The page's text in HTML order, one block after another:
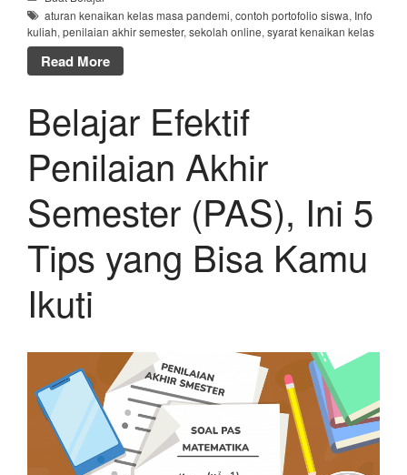
aturan kenaikan kelas masa pandemi, contoh portofolio siswa, Info
kuliah, penilaian akhir semester, sekolah online, syarat kenaikan kelas
Read More
Belajar Efektif
Penilaian Akhir
Semester (PAS), Ini 5
Tips yang Bisa Kamu
Ikuti